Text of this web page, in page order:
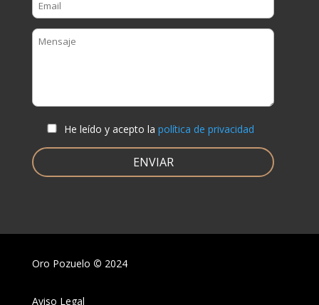
He leído y acepto la política de privacidad
Oro Pozuelo © 2024
Aviso Legal